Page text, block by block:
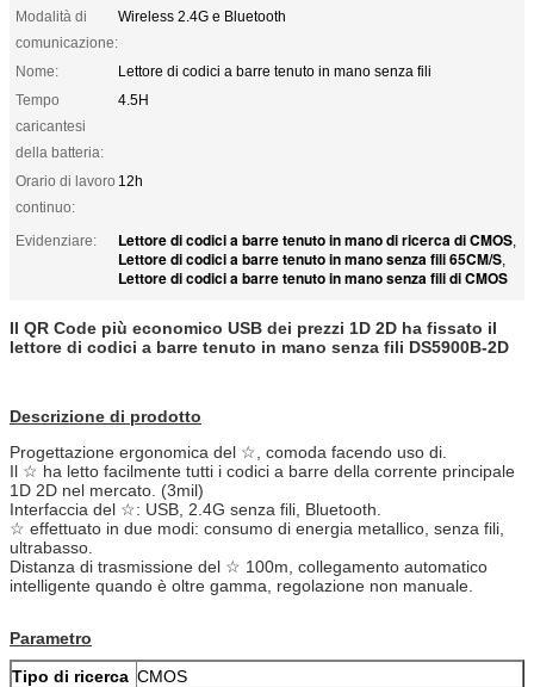
Modalità di
comunicazione:
Wireless 2.4G e Bluetooth
Nome:
Lettore di codici a barre tenuto in mano senza fili
Tempo
caricantesi
della batteria:
4.5H
Orario di lavoro
continuo:
12h
Evidenziare: Lettore di codici a barre tenuto in mano di ricerca di CMOS,
Lettore di codici a barre tenuto in mano senza fili 65CM/S,
Lettore di codici a barre tenuto in mano senza fili di CMOS
Il QR Code più economico USB dei prezzi 1D 2D ha fissato il
lettore di codici a barre tenuto in mano senza fili DS5900B-2D
Descrizione di prodotto
Progettazione ergonomica del ☆, comoda facendo uso di.
Il ☆ ha letto facilmente tutti i codici a barre della corrente principale
1D 2D nel mercato. (3mil)
Interfaccia del ☆: USB, 2.4G senza fili, Bluetooth.
☆ effettuato in due modi: consumo di energia metallico, senza fili,
ultrabasso.
Distanza di trasmissione del ☆ 100m, collegamento automatico
intelligente quando è oltre gamma, regolazione non manuale.
Parametro
Tipo di ricerca CMOS